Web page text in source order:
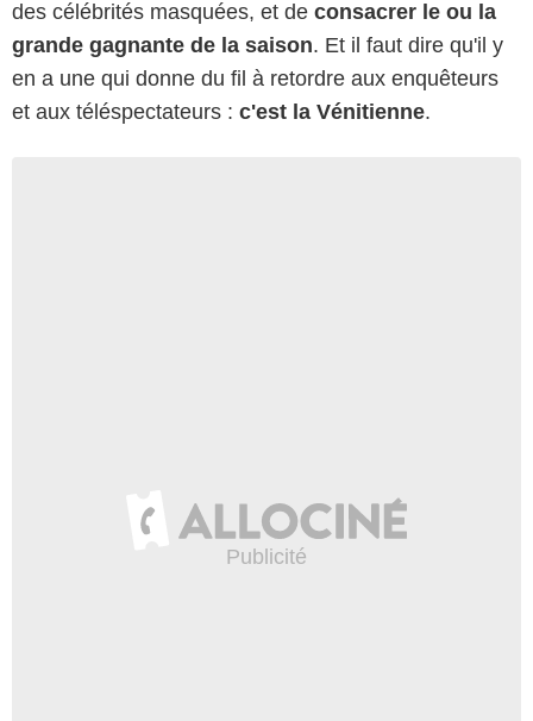
des célébrités masquées, et de consacrer le ou la
grande gagnante de la saison. Et il faut dire qu'il y
en a une qui donne du fil à retordre aux enquêteurs
et aux téléspectateurs : c'est la Vénitienne.